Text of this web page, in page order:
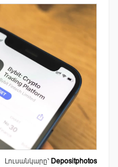
Լուսանկարը՝ Depositphotos